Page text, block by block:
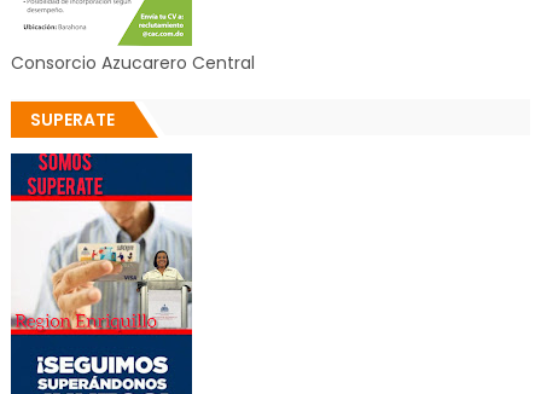
Consorcio Azucarero Central
SUPERATE